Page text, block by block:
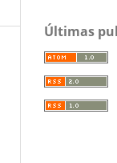
Últimas